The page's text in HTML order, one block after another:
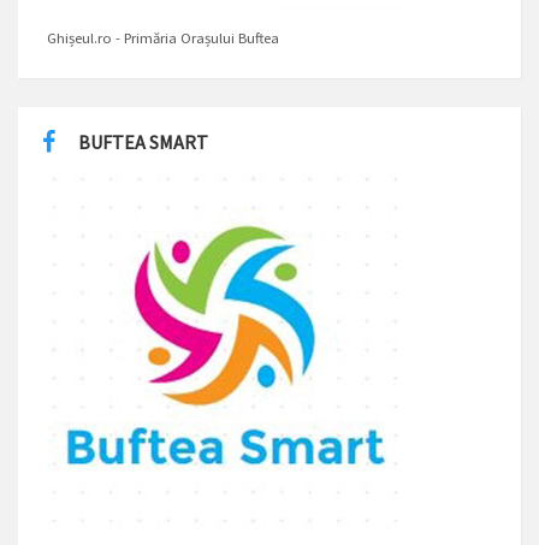
Ghișeul.ro - Primăria Orașului Buftea
BUFTEA SMART